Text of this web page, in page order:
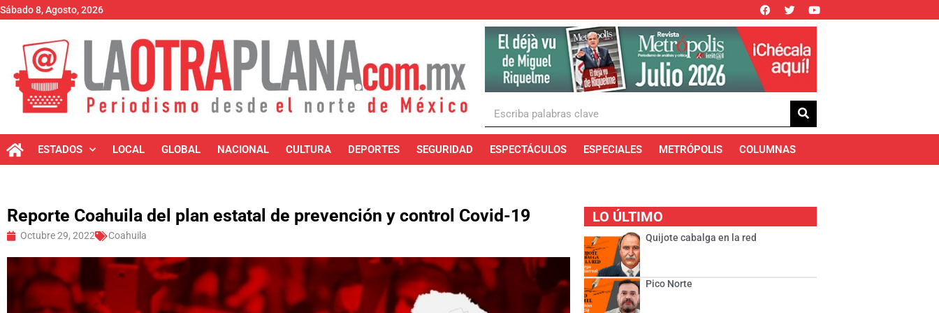
Sábado 8, Agosto, 2026
ESTADOS LOCAL GLOBAL NACIONAL CULTURA DEPORTES SEGURIDAD ESPECTÁCULOS ESPECIALES METRÓPOLIS COLUMNAS
Reporte Coahuila del plan estatal de prevención y control Covid-19
Octubre 29, 2022 Coahuila
LO ÚLTIMO
Quijote cabalga en la red
Pico Norte